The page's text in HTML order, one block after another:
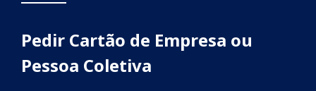
Pedir Cartão de Empresa ou
Pessoa Coletiva